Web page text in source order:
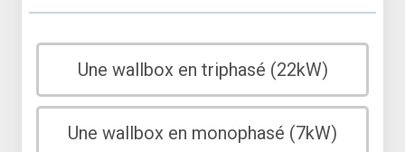
Une wallbox en triphasé (22kW)
Une wallbox en monophasé (7kW)